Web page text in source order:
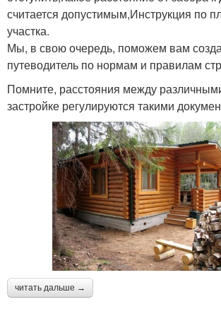
считается допустимым,Инструкция по
участка.
Мы, в свою очередь, поможем вам
путеводитель по нормам и правилам
Помните, расстояния между
застройке регулируются такими
читать дальше →